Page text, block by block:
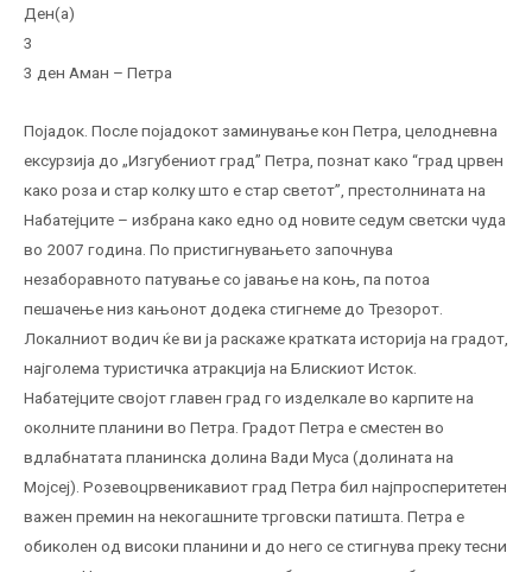
Ден(а)
3
3 ден Аман – Петра
Појадок. После појадокот заминување кон Петра, целодневна
ексурзија до „Изгубениот град” Петра, познат како “град црвен
како роза и стар колку што е стар светот”, престолнината на
Набатејците – избрана како едно од новите седум светски чуда
во 2007 година. По пристигнувањето започнува
незаборавното патување со јавање на коњ, па потоа
пешачење низ кањонот додека стигнеме до Трезорот.
Локалниот водич ќе ви ја раскаже кратката историја на градот,
најголема туристичка атракција на Блискиот Исток.
Набатејците својот главен град го изделкале во карпите на
околните планини во Петра. Градот Петра е сместен во
вдлабнатата планинска долина Вади Муса (долината на
Мојсеј). Розевоцрвеникавиот град Петра бил најпросперитетен
важен премин на некогашните трговски патишта. Петра е
обиколен од високи планини и до него се стигнува преку тесни